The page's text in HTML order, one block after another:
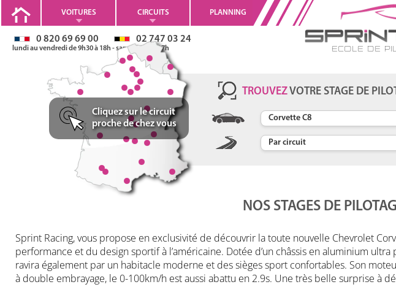
Ecole de
VOITURES CIRCUITS PLANNING
0 820 69 69 00 02 747 03 24
lundi au vendredi de 9h30 à 18h - samedi 10h à 17h
Stages de pilotage en
Corvette C8
V8 6.2l de 482ch
0-100km/h en 3,5s
V max: 296km/h
Cliquez sur le circuit
proche de chez vous
TROUVEZVOTRE STAGE DE
NOS STAGES DE
Sprint Racing, vous propose en exclusivité de découvrir la toute nouvelle Chevrolet
performance et du design sportif à l’américaine. Dotée d’un châssis en aluminium
ravira également par un habitacle moderne et des sièges sport confortables. Son
à double embrayage, le 0-100km/h est aussi abattu en 2.9s. Une très belle surprise à